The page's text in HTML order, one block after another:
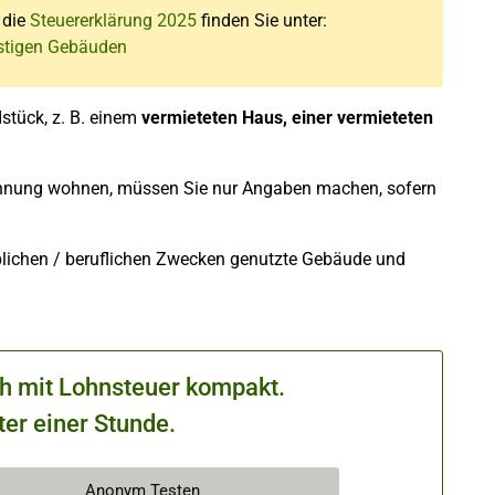
Steuererklärung 2025 finden Sie unter:
Gebäuden
z. B. einem vermieteten Haus, einer vermieteten
wohnen, müssen Sie nur Angaben machen, sofern
/ beruflichen Zwecken genutzte Gebäude und
mit Lohnsteuer kompakt.
einer Stunde.
Anonym Testen